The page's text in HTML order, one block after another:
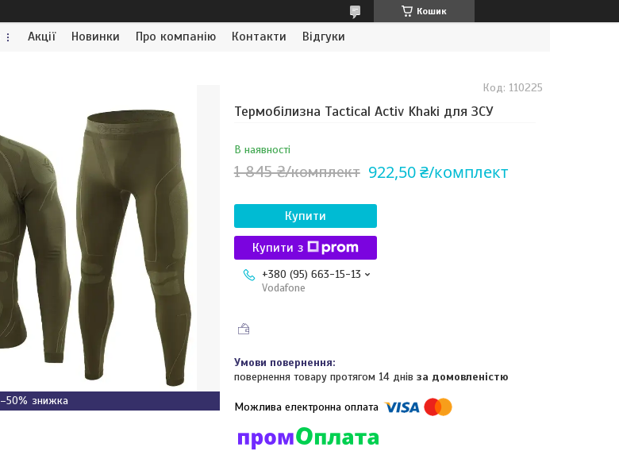
Кошик
Акції Новинки Про компанію Контакти Відгуки
–50%
Термобілизна Tactical Activ Khaki для ЗСУ
В наявності
Код: 110225
1 845 ₴/комплект 922,50 ₴/комплект
Купити
Купити з
+380 (95) 663-15-13
Vodafone
повернення товару протягом 14 днів за домовленістю